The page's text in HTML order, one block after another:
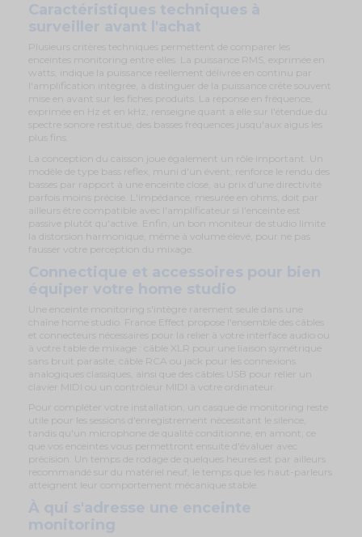
Caractéristiques techniques à
surveiller avant l'achat
Plusieurs critères techniques permettent de comparer les
enceintes monitoring entre elles. La puissance RMS, exprimée en
watts, indique la puissance réellement délivrée en continu par
l'amplification intégrée, à distinguer de la puissance crête souvent
mise en avant sur les fiches produits. La réponse en fréquence,
exprimée en Hz et en kHz, renseigne quant à elle sur l'étendue du
spectre sonore restitué, des basses fréquences jusqu'aux aigus les
plus fins.
La conception du caisson joue également un rôle important. Un
modèle de type bass reflex, muni d'un évent, renforce le rendu des
basses par rapport à une enceinte close, au prix d'une directivité
parfois moins précise. L'impédance, mesurée en ohms, doit par
ailleurs être compatible avec l'amplificateur si l'enceinte est
passive plutôt qu'active. Enfin, un bon moniteur de studio limite
la distorsion harmonique, même à volume élevé, pour ne pas
fausser votre perception du mixage.
Connectique et accessoires pour bien
équiper votre home studio
Une enceinte monitoring s'intègre rarement seule dans une
chaîne home studio. France Effect propose l'ensemble des câbles
et connecteurs nécessaires pour la relier à votre interface audio ou
à votre table de mixage : câble XLR pour une liaison symétrique
sans bruit parasite, câble RCA ou jack pour les connexions
analogiques classiques, ainsi que des câbles USB pour relier un
clavier MIDI ou un contrôleur MIDI à votre ordinateur.
Pour compléter votre installation, un casque de monitoring reste
utile pour les sessions d'enregistrement nécessitant le silence,
tandis qu'un microphone de qualité conditionne, en amont, ce
que vos enceintes vous permettront ensuite d'évaluer avec
précision. Un temps de rodage de quelques heures est par ailleurs
recommandé sur du matériel neuf, le temps que les haut-parleurs
atteignent leur comportement mécanique stable.
À qui s'adresse une enceinte
monitoring